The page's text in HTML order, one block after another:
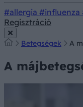
#allergia #influenza
Regisztráció
Betegségek A
A